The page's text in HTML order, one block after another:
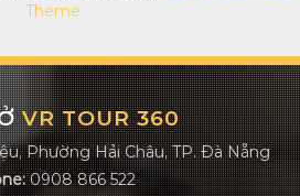
Theme
VR TOUR 360
Phường Hải Châu, TP. Đà Nẵng
0908 866 522